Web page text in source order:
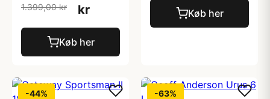
1.399,00 kr
kr
Køb her
Køb her
-44% -63%